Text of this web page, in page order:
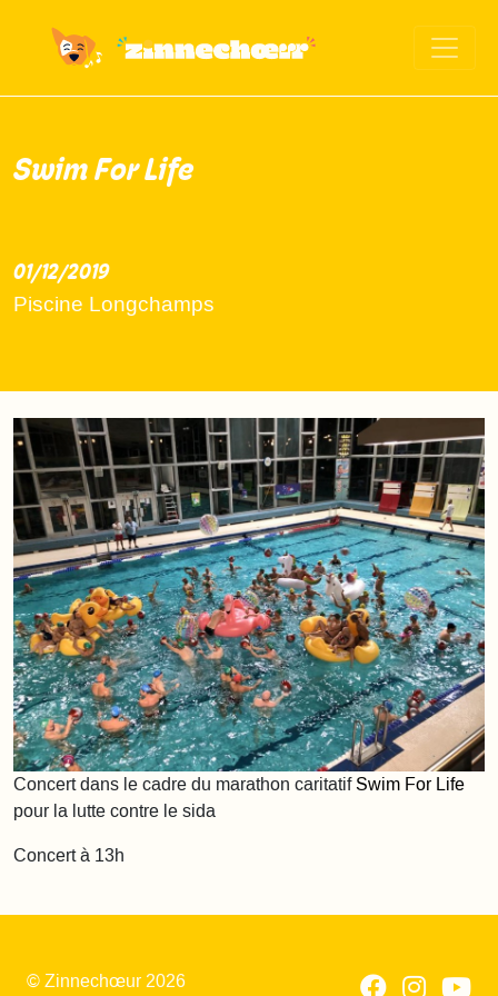
Swim For Life
01/12/2019
2019-12-01
Piscine Longchamps
Concert dans le cadre du marathon caritatifSwim For Life
pour la lutte contre le sida
Concert à 13h
© Zinnechœur 2026